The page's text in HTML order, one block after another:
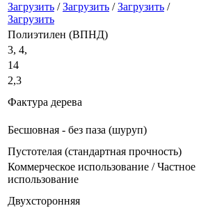
Загрузить /Загрузить /Загрузить /
Загрузить
Полиэтилен (ВПНД)
3, 4,
14
2,3
Фактура дерева
Бесшовная - без паза (шуруп)
Пустотелая (стандартная прочность)
Коммерческое использование / Частное
использование
Двухсторонняя